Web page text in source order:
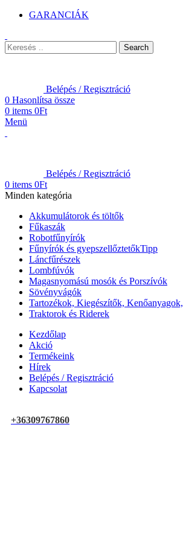
GARANCIÁK
Search
Belépés / Regisztráció
0 Hasonlítsa össze
0 items 0Ft
Menü
Belépés / Regisztráció
0 items 0Ft
Minden kategória
Akkumulátorok és töltők
Fűkaszák
Robotfűnyírók
Fűnyírók és gyepszellőztetőkTipp
Láncfűrészek
Lombfúvók
Magasnyomású mosók és Porszívók
Sövényvágók
Tartozékok, Kiegészítők, Kenőanyagok,
Traktorok és Riderek
Kezdőlap
Akció
Termékeink
Hírek
Belépés / Regisztráció
Kapcsolat
+36309767860